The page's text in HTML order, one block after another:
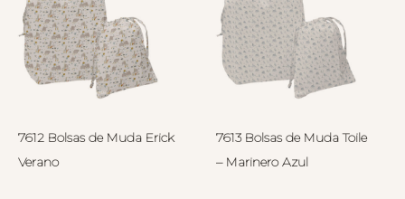
7612 Bolsas de Muda Erick
Verano
7613 Bolsas de Muda Toile
– Marinero Azul